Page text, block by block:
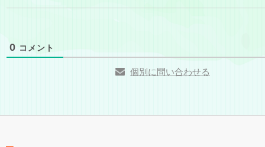
0 コメント
個別に問い合わせる